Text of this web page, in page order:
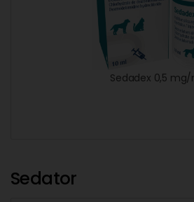
Sedadex 0,5
Sedator